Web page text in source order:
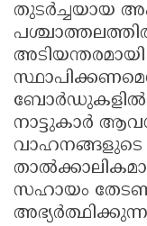
തുടർച്ചയായ
ബോർഡുകളിൽ
നാട്ടുകാർ
വാഹനങ്ങളുടെ
സഹായം